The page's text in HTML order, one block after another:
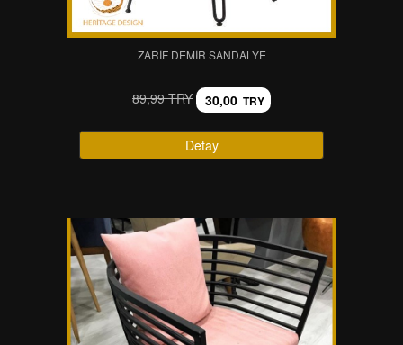
ZARIF DEMIR SANDALYE
89,99 TRY 30,00 TRY
Detay